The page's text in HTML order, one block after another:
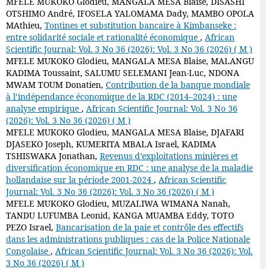
OTSHIMO André, IFOSELA YALOMAMA Dady, MAMBO OPOLA
MAthieu, Tontines et substitution bancaire à Kimbanseke :
entre solidarité sociale et rationalité économique , African
Scientific Journal: Vol. 3 No 36 (2026): Vol. 3 No 36 (2026) ( M )
MFELE MUKOKO Glodieu, MANGALA MESA Blaise, MALANGU
KADIMA Toussaint, SALUMU SELEMANI Jean-Luc, NDONA
MWAM TOUM Donatien, Contribution de la banque mondiale
à l’indépendance économique de la RDC (2014–2024) : une
analyse empirique , African Scientific Journal: Vol. 3 No 36
(2026): Vol. 3 No 36 (2026) ( M )
MFELE MUKOKO Glodieu, MANGALA MESA Blaise, DJAFARI
DJASEKO Joseph, KUMERITA MBALA Israel, KADIMA
TSHISWAKA Jonathan, Revenus d’exploitations minières et
diversification économique en RDC : une analyse de la maladie
hollandaise sur la période 2001-2024 , African Scientific
Journal: Vol. 3 No 36 (2026): Vol. 3 No 36 (2026) ( M )
MFELE MUKOKO Glodieu, MUZALIWA WIMANA Nanah,
TANDU LUFUMBA Leonid, KANGA MUAMBA Eddy, TOTO
PEZO Israel, Bancarisation de la paie et contrôle des effectifs
dans les administrations publiques : cas de la Police Nationale
Congolaise , African Scientific Journal: Vol. 3 No 36 (2026): Vol.
3 No 36 (2026) ( M )